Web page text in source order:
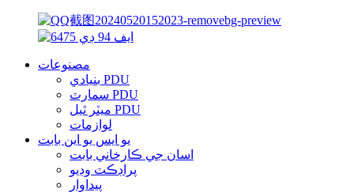
مصنوعات
بنيادي PDU
سمارٽ PDU
ميٽر ٿيل PDU
لوازمات
يو ايس يو اين بابت
اسان جي ڪارخاني بابت
پراڊڪٽ وڊيو
پيداوار